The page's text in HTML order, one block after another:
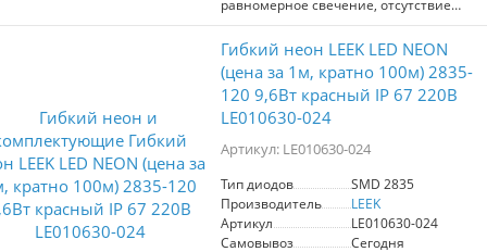
равномерное свечение, отсутствие
темных промежутков
создавать линии и фигуры любой
формы
• Можно использовать в условиях
высокой влажности и запыленности*
• Не нагревается даже при
• Можно резать на сегменты по 2,5 см
• Выдерживает перепады температур
от -30 до +45°C
Гибкий неон LEEK LED NEON
(цена за 1м, кратно 100м) 2835-
120 9,6Вт красный IP 67 220В
LE010630-024
Артикул: LE010630-024
Тип диодов
SMD 2835
Производитель
LEEK
Артикул
LE010630-024
Самовывоз
Сегодня